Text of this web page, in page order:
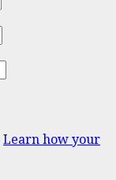
Learn how your